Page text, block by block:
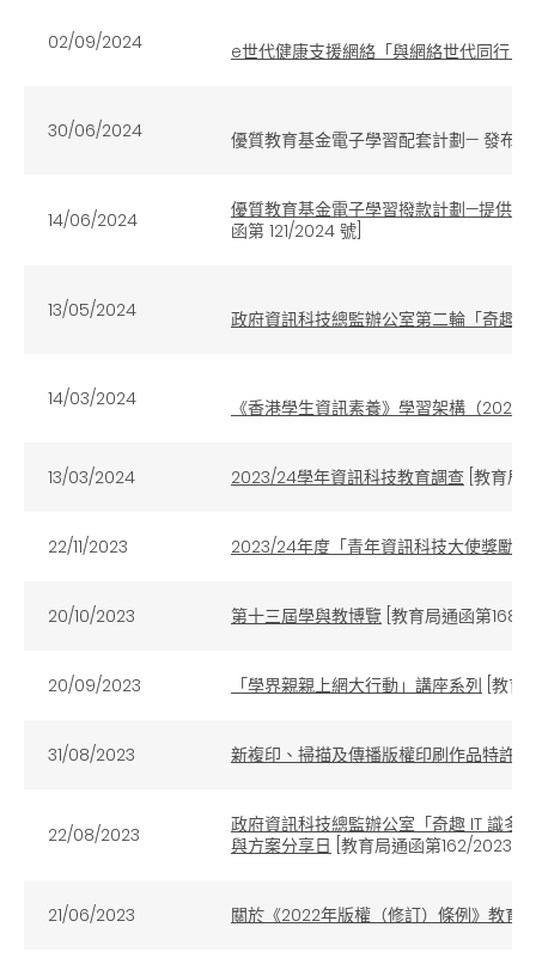
02/09/2024 e世代健康支援網絡「與網絡世代同行
30/06/2024 優質教育基金電子學習配套計劃— 發布
14/06/2024
優質教育基金電子學習撥款計劃—提供
函第 121/2024 號]
13/05/2024 政府資訊科技總監辦公室第二輪「奇趣IT
14/03/2024 《香港學生資訊素養》學習架構（2024
13/03/2024 2023/24學年資訊科技教育調查 [教育局
22/11/2023 2023/24年度「青年資訊科技大使獎勵計
20/10/2023 第十三屆學與教博覽 [教育局通函第168/
20/09/2023 「學界親親上網大行動」講座系列 [教育
31/08/2023 新複印、掃描及傳播版權印刷作品特許
22/08/2023
政府資訊科技總監辦公室「奇趣 IT 識多
與方案分享日 [教育局通函第162/2023
21/06/2023 關於《2022年版權（修訂）條例》教育